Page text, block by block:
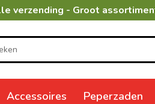
verzending - Groot
Accessoires Peperzaden